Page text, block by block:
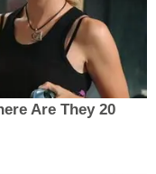
Are They 20